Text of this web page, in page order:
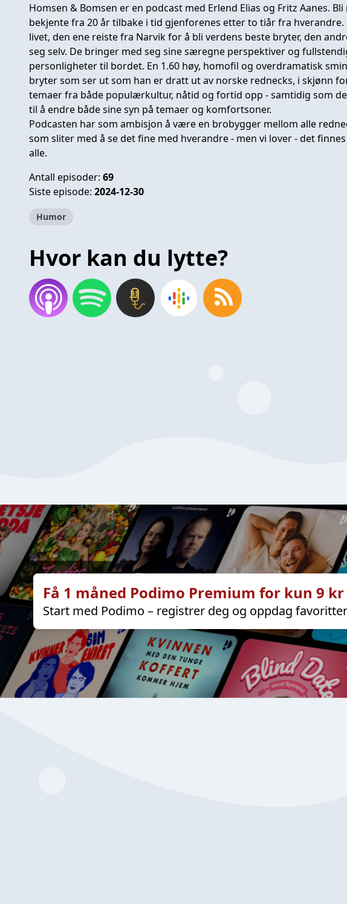
Homsen & Bomsen er en podcast med Erlend Elias og Fritz Aanes.
bekjente fra 20 år tilbake i tid gjenforenes etter to tiår fra hverandre.
livet, den ene reiste fra Narvik for å bli verdens beste bryter, den
seg selv. De bringer med seg sine særegne perspektiver og
personligheter til bordet. En 1.60 høy, homofil og overdramatisk
bryter som ser ut som han er dratt ut av norske rednecks, i skjønn
temaer fra både populærkultur, nåtid og fortid opp - samtidig som
til å endre både sine syn på temaer og komfortsoner.
Podcasten har som ambisjon å være en brobygger mellom alle
som sliter med å se det fine med hverandre - men vi lover - det
alle.
Antall episoder: 69
Siste episode: 2024-12-30
Humor
Hvor kan du lytte?
Få 1 måned Podimo Premium for kun 9 kr
Start med Podimo – registrer deg og oppdag